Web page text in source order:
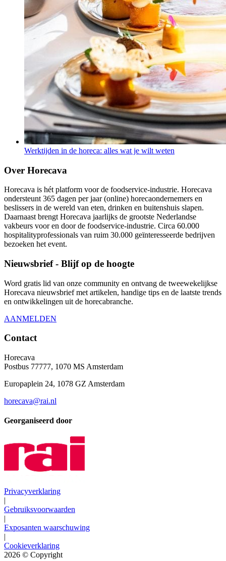
Werktijden in de horeca: alles wat je wilt weten
Over Horecava
Horecava is hét platform voor de foodservice-industrie. Horecava
ondersteunt 365 dagen per jaar (online) horecaondernemers en
beslissers in de wereld van eten, drinken en buitenshuis slapen.
Daarnaast brengt Horecava jaarlijks de grootste Nederlandse
vakbeurs voor en door de foodservice-industrie. Circa 60.000
hospitalityprofessionals van ruim 30.000 geïnteresseerde bedrijven
bezoeken het event.
Nieuwsbrief - Blijf op de hoogte
Word gratis lid van onze community en ontvang de tweewekelijkse
Horecava nieuwsbrief met artikelen, handige tips en de laatste trends
en ontwikkelingen uit de horecabranche.
AANMELDEN
Contact
Horecava
Postbus 77777, 1070 MS Amsterdam
Europaplein 24, 1078 GZ Amsterdam
horecava@rai.nl
Georganiseerd door
Privacyverklaring
|
Gebruiksvoorwaarden
|
Exposanten waarschuwing
|
Cookieverklaring
2026 © Copyright